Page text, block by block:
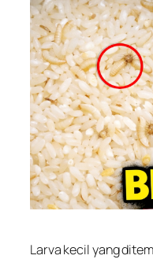
Larva kecil yang